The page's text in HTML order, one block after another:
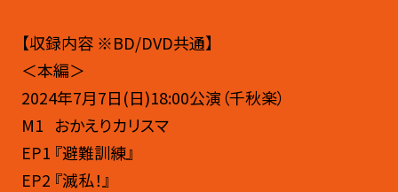
【収録内容 ※BD/DVD共通】
＜本編＞
2024年7月7日(日)18:00公演（千秋楽）
M1 おかえりカリスマ
EP1 『避難訓練』
EP2 『滅私！』